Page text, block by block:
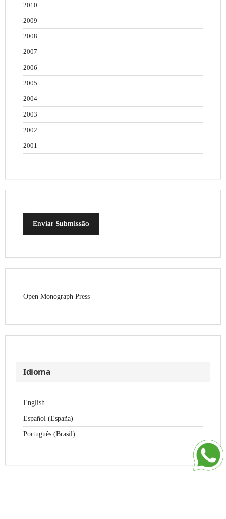
2010
2009
2008
2007
2006
2005
2004
2003
2002
2001
Enviar Submissão
Open Monograph Press
Idioma
English
Español (España)
Português (Brasil)